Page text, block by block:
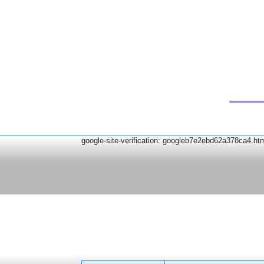
google-site-verification: